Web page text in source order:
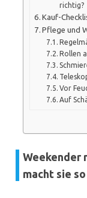
richtig?
Kauf-
Pflege und
Rollen
Vor
Auf
Weekender
macht sie